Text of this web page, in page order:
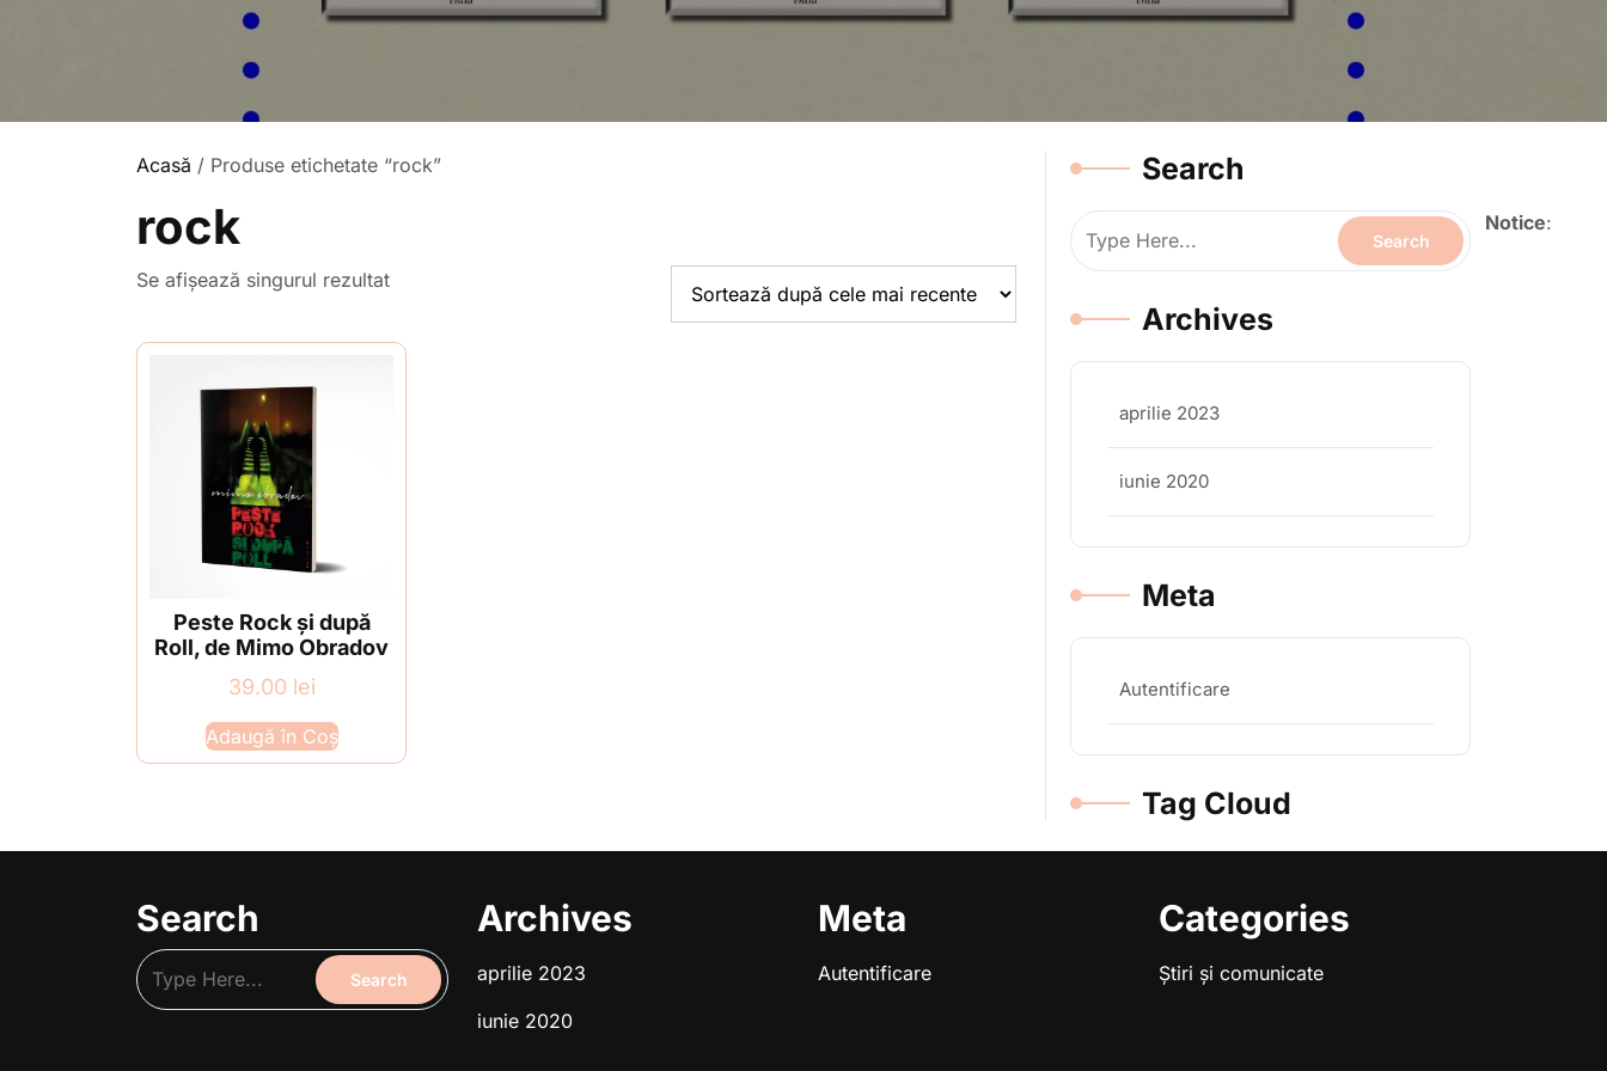
Acasă / Produse etichetate “rock”
rock
Se afișează singurul rezultat
Peste Rock și după
Roll, de Mimo Obradov
39.00 lei
Adaugă în Coș
Search
Archives
aprilie 2023
iunie 2020
Meta
Autentificare
Tag Cloud
Search Archives
aprilie 2023
iunie 2020
Meta
Autentificare
Categories
Știri și comunicate
Notice: